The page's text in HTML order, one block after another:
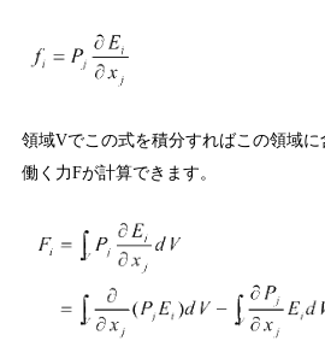
領域Vでこの式を積分すればこの領域
働く力Fが計算できます。